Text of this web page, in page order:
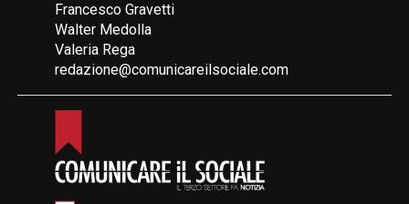
Francesco Gravetti
Walter Medolla
Valeria Rega
redazione@comunicareilsociale.com